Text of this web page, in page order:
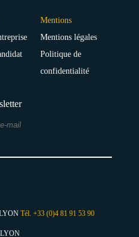
Mentions
Mentions légales
Politique de
confidentialité
Tél. +33 (0)4 81 91 53 90